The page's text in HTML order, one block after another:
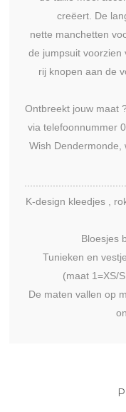
creëert. De
nette manchetten
de jumpsuit voorzien
rij knopen aan de
Ontbreekt jouw maat
via telefoonnummer
Wish Dendermonde,
K-design kleedjes ,
Bloesjes
Tunieken en
(maat 1=XS/
De maten vallen op